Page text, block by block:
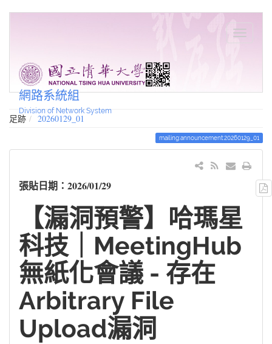
網路系統組
Division of Network System
足跡 20260129_01
mailing:announcement:20260129_01
張貼日期：2026/01/29
【漏洞預警】哈瑪星
科技｜MeetingHub
無紙化會議 - 存在
Arbitrary File
Upload漏洞